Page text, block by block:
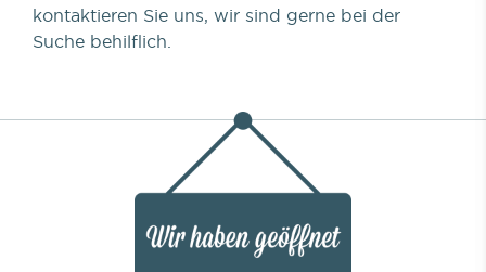
kontaktieren Sie uns, wir sind gerne bei der
Suche behilflich.